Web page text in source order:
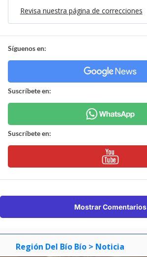
Revisa nuestra página de correcciones
Síguenos en:
Suscríbete en:
Suscríbete en:
Mostrar Comentarios
Región Del Bío Bío > Noticia